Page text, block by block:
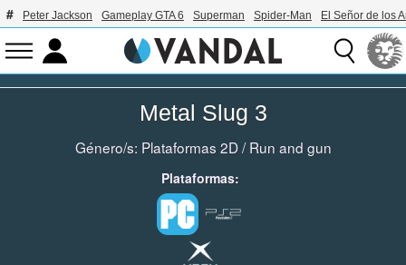
Peter Jackson Gameplay GTA 6 Superman Spider-Man El Señor de los
Metal Slug 3
Género/s: Plataformas 2D/Run and gun
Plataformas: